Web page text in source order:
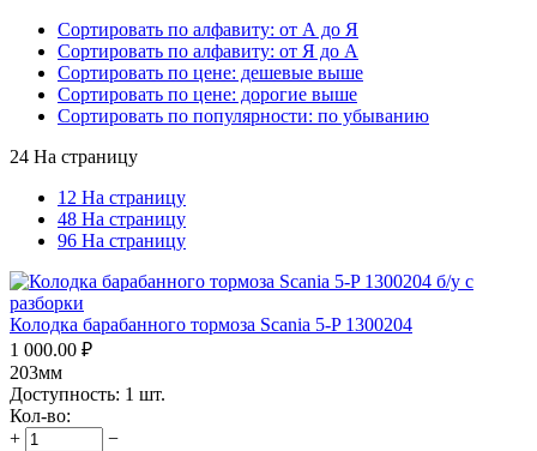
Сортировать по алфавиту: от А до Я
Сортировать по алфавиту: от Я до А
Сортировать по цене: дешевые выше
Сортировать по цене: дорогие выше
Сортировать по популярности: по убыванию
24 На страницу
12 На страницу
48 На страницу
96 На страницу
Колодка барабанного тормоза Scania 5-P 1300204
1 000.00 ₽
203мм
Доступность: 1 шт.
Кол-во:
+
−